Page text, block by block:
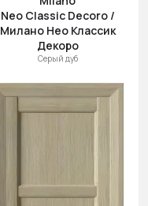
Neo Classic Decoro /
Милано Нео Классик
Декоро
Серый дуб